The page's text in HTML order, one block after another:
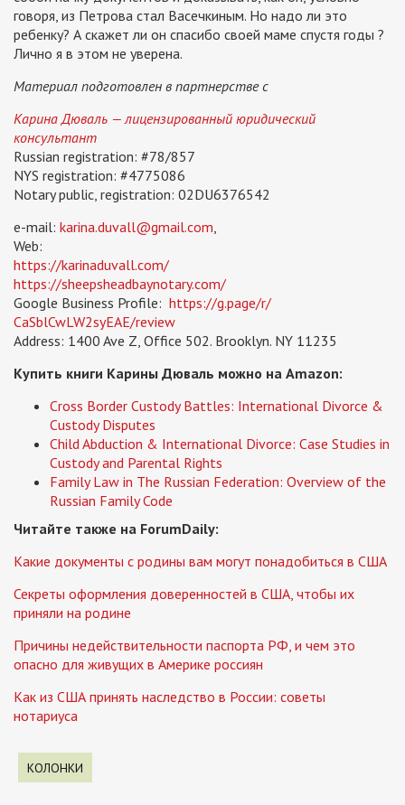
говоря, из Петрова стал Васечкиным. Но надо ли это
ребенку? А скажет ли он спасибо своей маме спустя годы ?
Лично я в этом не уверена.
Материал подготовлен в партнерстве с
Карина Дюваль — лицензированный юридический
консультант
Russian registration: #78/857
NYS registration: #4775086
Notary public, registration: 02DU6376542
e-mail: karina.duvall@gmail.com,
Web:
https://karinaduvall.com/
https://sheepsheadbaynotary.com/
Google Business Profile: https://g.page/r/
CaSblCwLW2syEAE/review
Address: 1400 Ave Z, Office 502. Brooklyn. NY 11235
Купить книги Карины Дюваль можно на Amazon:
Cross Border Custody Battles: International Divorce &
Custody Disputes
Child Abduction & International Divorce: Case Studies in
Custody and Parental Rights
Family Law in The Russian Federation: Overview of the
Russian Family Code
Читайте также на ForumDaily:
Какие документы с родины вам могут понадобиться в США
Секреты оформления доверенностей в США, чтобы их
приняли на родине
Причины недействительности паспорта РФ, и чем это
опасно для живущих в Америке россиян
Как из США принять наследство в России: советы
нотариуса
КОЛОНКИ